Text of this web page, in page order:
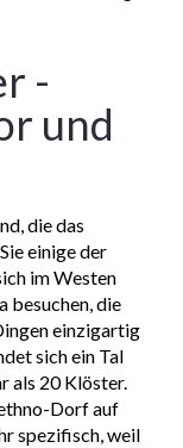
-
und
die das
einige der
im Westen
besuchen, die
einzigartig
sich ein Tal
als 20 Klöster.
Dorf auf
spezifisch, weil